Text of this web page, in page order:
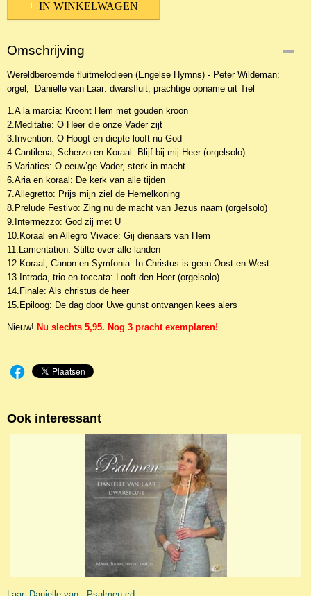
IN WINKELWAGEN
Omschrijving
Wereldberoemde fluitmelodieen (Engelse Hymns) - Peter Wildeman:
orgel, Danielle van Laar: dwarsfluit; prachtige opname uit Tiel
1.A la marcia: Kroont Hem met gouden kroon
2.Meditatie: O Heer die onze Vader zijt
3.Invention: O Hoogt en diepte looft nu God
4.Cantilena, Scherzo en Koraal: Blijf bij mij Heer (orgelsolo)
5.Variaties: O eeuw’ge Vader, sterk in macht
6.Aria en koraal: De kerk van alle tijden
7.Allegretto: Prijs mijn ziel de Hemelkoning
8.Prelude Festivo: Zing nu de macht van Jezus naam (orgelsolo)
9.Intermezzo: God zij met U
10.Koraal en Allegro Vivace: Gij dienaars van Hem
11.Lamentation: Stilte over alle landen
12.Koraal, Canon en Symfonia: In Christus is geen Oost en West
13.Intrada, trio en toccata: Looft den Heer (orgelsolo)
14.Finale: Als christus de heer
15.Epiloog: De dag door Uwe gunst ontvangen kees alers
Nieuw! Nu slechts 5,95. Nog 3 pracht exemplaren!
Ook interessant